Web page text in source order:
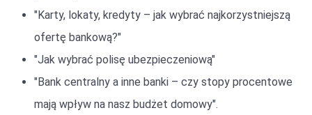
"Karty, lokaty, kredyty – jak wybrać najkorzystniejszą
ofertę bankową?"
"Jak wybrać polisę ubezpieczeniową"
"Bank centralny a inne banki – czy stopy procentowe
mają wpływ na nasz budżet domowy".